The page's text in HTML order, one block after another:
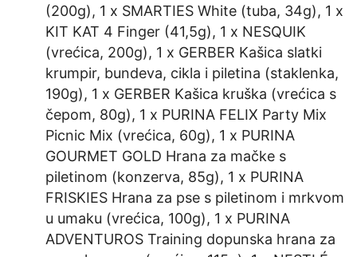
(200g), 1 x SMARTIES White (tuba, 34g), 1 x
KIT KAT 4 Finger (41,5g), 1 x NESQUIK
(vrećica, 200g), 1 x GERBER Kašica slatki
krumpir, bundeva, cikla i piletina (staklenka,
190g), 1 x GERBER Kašica kruška (vrećica s
čepom, 80g), 1 x PURINA FELIX Party Mix
Picnic Mix (vrećica, 60g), 1 x PURINA
GOURMET GOLD Hrana za mačke s
piletinom (konzerva, 85g), 1 x PURINA
FRISKIES Hrana za pse s piletinom i mrkvom
u umaku (vrećica, 100g), 1 x PURINA
ADVENTUROS Training dopunska hrana za